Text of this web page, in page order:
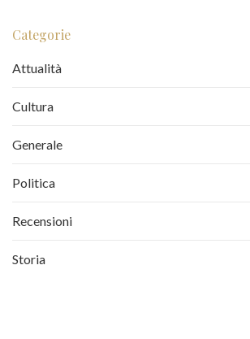
Categorie
Attualità
Cultura
Generale
Politica
Recensioni
Storia